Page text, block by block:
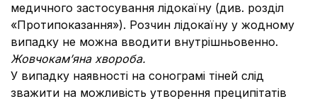
медичного застосування лідокаїну (див. розділ
«Протипоказання»). Розчин лідокаїну у жодному
випадку не можна вводити внутрішньовенно.
Жовчокам’яна хвороба.
У випадку наявності на сонограмі тіней слід
зважити на можливість утворення преципітатів